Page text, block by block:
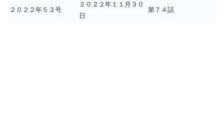
２０２２年５３号
２０２２年１１月３０
日
第７４話